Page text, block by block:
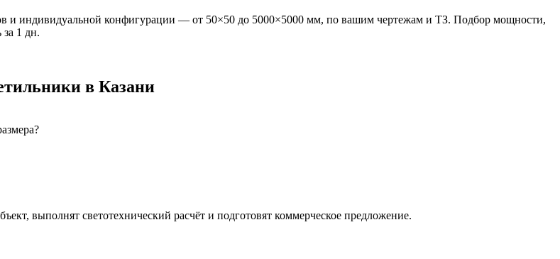
и индивидуальной конфигурации — от 50×50 до 5000×5000 мм, по вашим чертежам и ТЗ. Подбор мощности,
за 1 дн.
в Казани
выполнят светотехнический расчёт и подготовят коммерческое предложение.